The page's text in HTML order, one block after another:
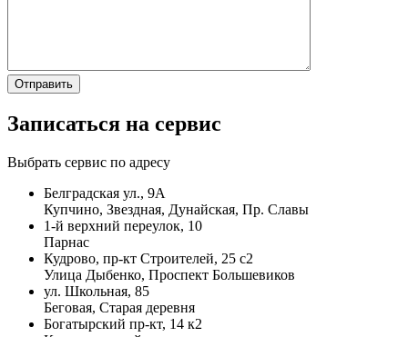
Записаться на сервис
Выбрать сервис по адресу
Белградская ул., 9А
Купчино, Звездная, Дунайская, Пр. Славы
1-й верхний переулок, 10
Парнас
Кудрово, пр-кт Строителей, 25 с2
Улица Дыбенко, Проспект Большевиков
ул. Школьная, 85
Беговая, Старая деревня
Богатырский пр-кт, 14 к2